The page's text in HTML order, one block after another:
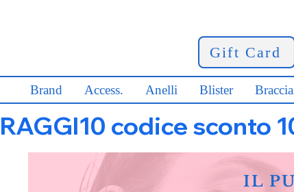
Gift Card
Brand Access. Anelli Blister
RAGGI10 codice sconto
IL